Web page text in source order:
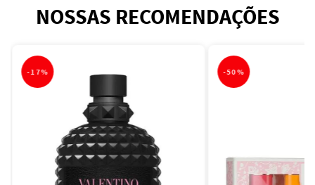
NOSSAS RECOMENDAÇÕES
-17% -50%